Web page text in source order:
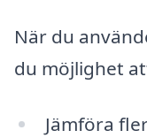
När du
du möjlighet
Jämföra